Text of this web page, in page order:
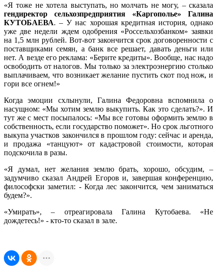
«Я тоже не хотела выступать, но молчать не могу, – сказала
гендиректор сельхозпредприятия «Каргополье» Галина
КУТОБАЕВА. – У нас хорошая кредитная история, однако
уже две недели ждем одобрения «Россельхозбанком» заявки
на 1,5 млн рублей. Вот-вот закончится срок договоренности с
поставщиками семян, а банк все решает, давать деньги или
нет. А везде его реклама: «Берите кредиты». Вообще, нас надо
освободить от налогов. Мы только за электроэнергию столько
выплачиваем, что возникает желание пустить скот под нож, и
гори все огнем!»
Когда эмоции схлынули, Галина Федоровна вспомнила о
насущном: «Мы хотим землю выкупить. Как это сделать?». И
тут же с мест посыпалось: «Мы все готовы оформить землю в
собственность, если государство поможет». Но срок льготного
выкупа участков закончился в прошлом году: сейчас и аренда,
и продажа «танцуют» от кадастровой стоимости, которая
подскочила в разы.
«Я думал, нет желания землю брать, хорошо, обсудим, –
задумчиво сказал Андрей Егоров и, завершая конференцию,
философски заметил: - Когда лес закончится, чем заниматься
будем?».
«Умирать», – отреагировала Галина Кутобаева. «Не
дождетесь!» - кто-то сказал в зале.